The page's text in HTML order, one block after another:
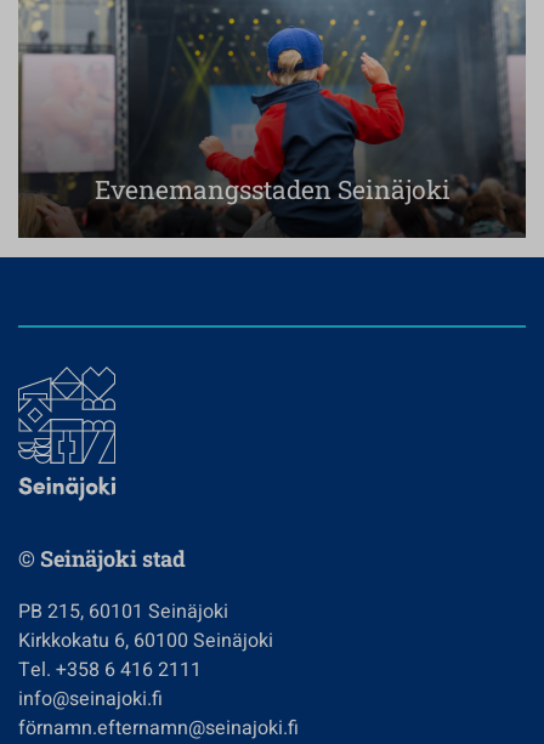
Evenemangsstaden Seinäjoki
© Seinäjoki stad
PB 215, 60101 Seinäjoki
Kirkkokatu 6, 60100 Seinäjoki
Tel. +358 6 416 2111
info@seinajoki.fi
förnamn.efternamn@seinajoki.fi